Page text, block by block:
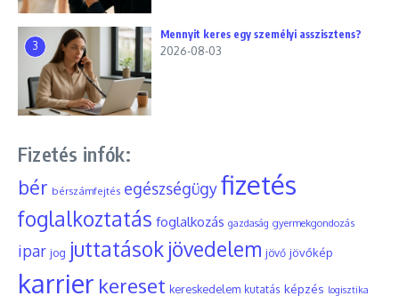
3
Mennyit keres egy személyi asszisztens?
2026-08-03
Fizetés infók:
bér bérszámfejtés egészségügyfizetés
foglalkoztatás foglalkozás gazdaság gyermekgondozás
ipar jog juttatások jövedelem jövő jövőkép
karrier kereset kereskedelem kutatás képzés logisztika